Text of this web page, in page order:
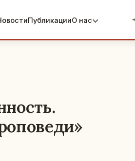
ПубликацииО нас